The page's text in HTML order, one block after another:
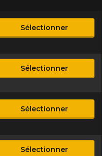
Sélectionner
Sélectionner
Sélectionner
Sélectionner